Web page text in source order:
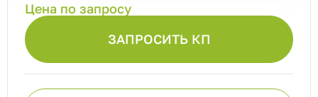
ЗАПРОСИТЬ КП
Цена по запросу